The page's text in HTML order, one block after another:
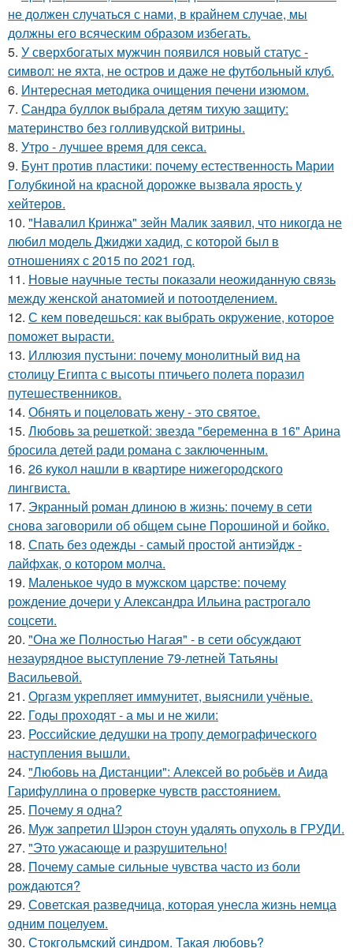
не должен случаться с нами, в крайнем случае, мы
должны его всяческим образом избегать.
5. У сверхбогатых мужчин появился новый статус -
символ: не яхта, не остров и даже не футбольный клуб.
6. Интересная методика очищения печени изюмом.
7. Сандра буллок выбрала детям тихую защиту:
материнство без голливудской витрины.
8. Утро - лучшее время для секса.
9. Бунт против пластики: почему естественность Марии
Голубкиной на красной дорожке вызвала ярость у
хейтеров.
10. "Навалил Кринжа" зейн Малик заявил, что никогда не
любил модель Джиджи хадид, с которой был в
отношениях с 2015 по 2021 год.
11. Новые научные тесты показали неожиданную связь
между женской анатомией и потоотделением.
12. С кем поведешься: как выбрать окружение, которое
поможет вырасти.
13. Иллюзия пустыни: почему монолитный вид на
столицу Египта с высоты птичьего полета поразил
путешественников.
14. Обнять и поцеловать жену - это святое.
15. Любовь за решеткой: звезда "беременна в 16" Арина
бросила детей ради романа с заключенным.
16. 26 кукол нашли в квартире нижегородского
лингвиста.
17. Экранный роман длиною в жизнь: почему в сети
снова заговорили об общем сыне Порошиной и бойко.
18. Спать без одежды - самый простой антиэйдж -
лайфхак, о котором молча.
19. Маленькое чудо в мужском царстве: почему
рождение дочери у Александра Ильина растрогало
соцсети.
20. "Она же Полностью Нагая" - в сети обсуждают
незаурядное выступление 79-летней Татьяны
Васильевой.
21. Оргазм укрепляет иммунитет, выяснили учёные.
22. Годы проходят - а мы и не жили:
23. Российские дедушки на тропу демографического
наступления вышли.
24. "Любовь на Дистанции": Алексей во робьёв и Аида
Гарифуллина о проверке чувств расстоянием.
25. Почему я одна?
26. Муж запретил Шэрон стоун удалять опухоль в ГРУДИ.
27. "Это ужасающе и разрушительно!
28. Почему самые сильные чувства часто из боли
рождаются?
29. Советская разведчица, которая унесла жизнь немца
одним поцелуем.
30. Стокгольмский синдром. Такая любовь?